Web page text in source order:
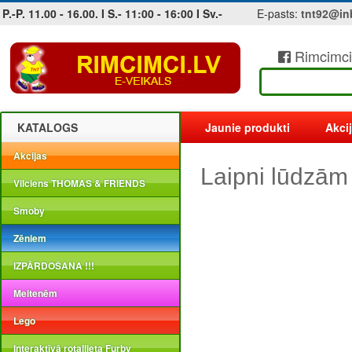
P.-P. 11.00 - 16.00. I S.- 11:00 - 16:00 I Sv.- E-pasts:
Jobs at sea and maritime vacancies
KATALOGS
Akcijas
Vilciens THOMAS & FRIENDS
Smoby
Zēniem
IZPĀRDOŠANA !!!
Meitenēm
Lego
Interaktīvā rotaļlieta Furby
Jaunie produkti
Laipni